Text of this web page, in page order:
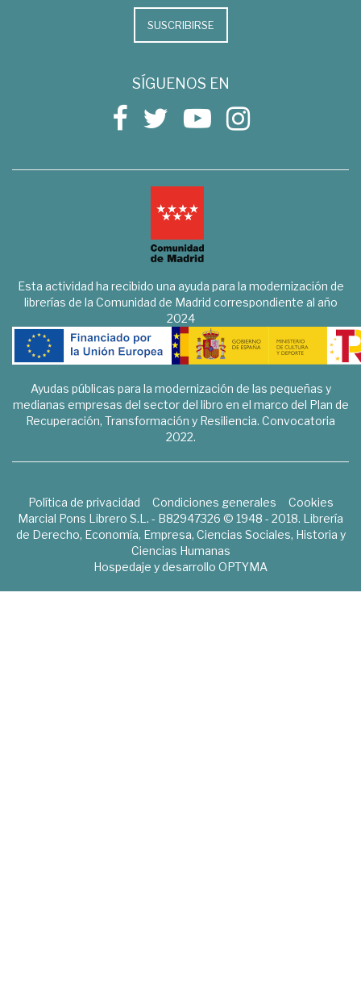
SUSCRIBIRSE
SÍGUENOS EN
Esta actividad ha recibido una ayuda para la modernización de
librerías de la Comunidad de Madrid correspondiente al año
2024
Ayudas públicas para la modernización de las pequeñas y
medianas empresas del sector del libro en el marco del Plan de
Recuperación, Transformación y Resiliencia. Convocatoria
2022.
Política de privacidad Condiciones generales
Cookies
Marcial Pons Librero S.L. - B82947326 © 1948 - 2018. Librería
de Derecho, Economía, Empresa, Ciencias Sociales, Historia y
Ciencias Humanas
Hospedaje y desarrollo OPTYMA